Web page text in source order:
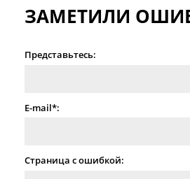
ЗАМЕТИЛИ
Представьтесь:
E-mail*:
Страница с ошибкой: